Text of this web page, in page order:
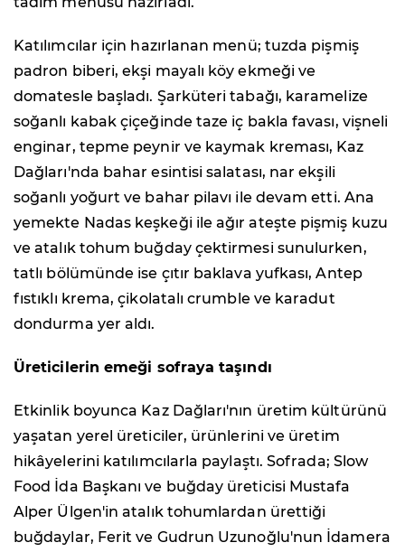
Katılımcılar için hazırlanan menü; tuzda pişmiş
padron biberi, ekşi mayalı köy ekmeği ve
domatesle başladı. Şarküteri tabağı, karamelize
soğanlı kabak çiçeğinde taze iç bakla favası, vişneli
enginar, tepme peynir ve kaymak kreması, Kaz
Dağları'nda bahar esintisi salatası, nar ekşili
soğanlı yoğurt ve bahar pilavı ile devam etti. Ana
yemekte Nadas keşkeği ile ağır ateşte pişmiş kuzu
ve atalık tohum buğday çektirmesi sunulurken,
tatlı bölümünde ise çıtır baklava yufkası, Antep
fıstıklı krema, çikolatalı crumble ve karadut
dondurma yer aldı.
Üreticilerin emeği sofraya taşındı
Etkinlik boyunca Kaz Dağları'nın üretim kültürünü
yaşatan yerel üreticiler, ürünlerini ve üretim
hikâyelerini katılımcılarla paylaştı. Sofrada; Slow
Food İda Başkanı ve buğday üreticisi Mustafa
Alper Ülgen'in atalık tohumlardan ürettiği
buğdaylar, Ferit ve Gudrun Uzunoğlu'nun İdamera